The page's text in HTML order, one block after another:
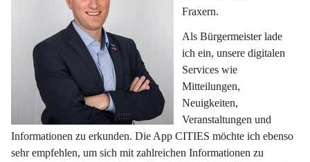
Fraxern.
Als Bürgermeister lade
ich ein, unsere digitalen
Services wie
Mitteilungen,
Neuigkeiten,
Veranstaltungen und
Informationen zu erkunden. Die App CITIES möchte ich ebenso
sehr empfehlen, um sich mit zahlreichen Informationen zu